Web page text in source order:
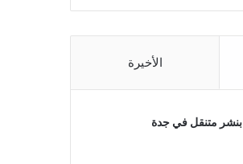
الأخيرة
بنشر متنقل في جدة